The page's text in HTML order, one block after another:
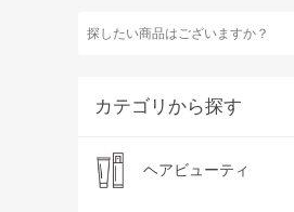
カテゴリから探す
ヘアビューティ